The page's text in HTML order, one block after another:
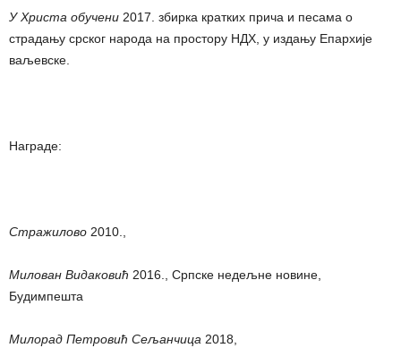
У Христа обучени 2017. збирка кратких прича и песама о
страдању срског народа на простору НДХ, у издању Епархије
ваљевске.
Награде:
Стражилово 2010.,
Милован Видаковић 2016., Српске недељне новине,
Будимпешта
Милорад Петровић Сељанчица 2018,